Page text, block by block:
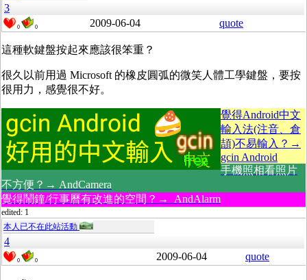
3
0 0 2009-06-04 quote
這種軟鍵盤按起來應該很笨重？
很久以前用過 Microsoft 的橡皮圓弧的微笑人體工學鍵盤，要按
很用力，感覺很不好。
覺得Android中文
輸入法(注音、倉
頡)不易輸入？→
gcin Android
手機照相看照片
不方便？→ AndCamera
覺得鬧鐘/行事曆有改進的空間？→ AndAlarm
edited: 1
本人已不在此站活動
4
0 0 2009-06-04 quote